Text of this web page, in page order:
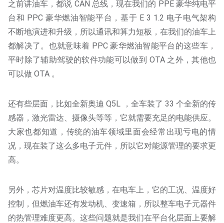
之前讲油车，都说 CAN 总线，现在我们的 PPE 豪华纯电平
台和 PPC 豪华燃油智能平台，基于 E 3 1.2 电子电气架构
不断地演进和升级，所以通讯和算力短板，在我们的油车上
都解决了。也就意味着 PPC 豪华燃油智能平台的这些车，
平时除了辅助驾驶的软件功能可以做到 OTA 之外，其他也
可以做 OTA 。
还有些层面，比如全新奥迪 Q5L ，全车装了 33 个全新的传
感器，激光雷达、摄像头等等，它就需要充足的电能供应。
大家也都知道，传统的油车领域里面会经常出现亏电的情
况，现在装了这么多电子元件，所以它对能源管理的要求更
高。
另外，芯片对温度比较敏感，在电车上，它的工况、温度好
控制，但燃油车还有发动机、变速箱，所以整车电子元器件
的热管理难度更高。这些问题就是我们在平台化层面上要解